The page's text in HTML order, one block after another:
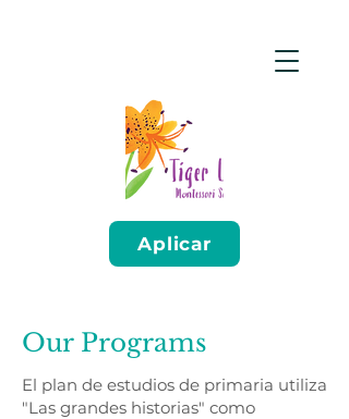
Aplicar
Our Programs
El plan de estudios de primaria utiliza
"Las grandes historias" como